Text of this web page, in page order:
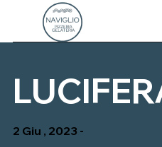
content
CONTATTI
IL NOSTRO MENU’
2 Giu , 2023 -